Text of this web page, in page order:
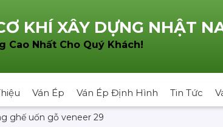
KHÍ XÂY DỰNG NHẬT
Cao Nhất Cho Quý Khách!
Ván Ép Ván Ép Định Hình Tin Tức
ghế uốn gỗ veneer 29